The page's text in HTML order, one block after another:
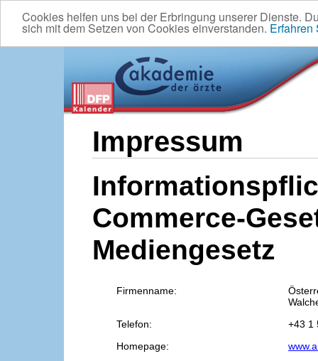
Cookies helfen uns bei der Erbringung unserer Dienste.
sich mit dem Setzen von Cookies einverstanden. Erfahren
Impressum
Commerce-
Mediengesetz
Firmenname:
Telefon:
+43 1
Homepage: